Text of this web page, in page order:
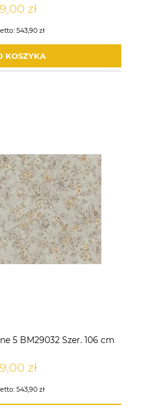
zł
543,90 zł
KOSZYKA
5 BM29032 Szer. 106 cm
zł
543,90 zł